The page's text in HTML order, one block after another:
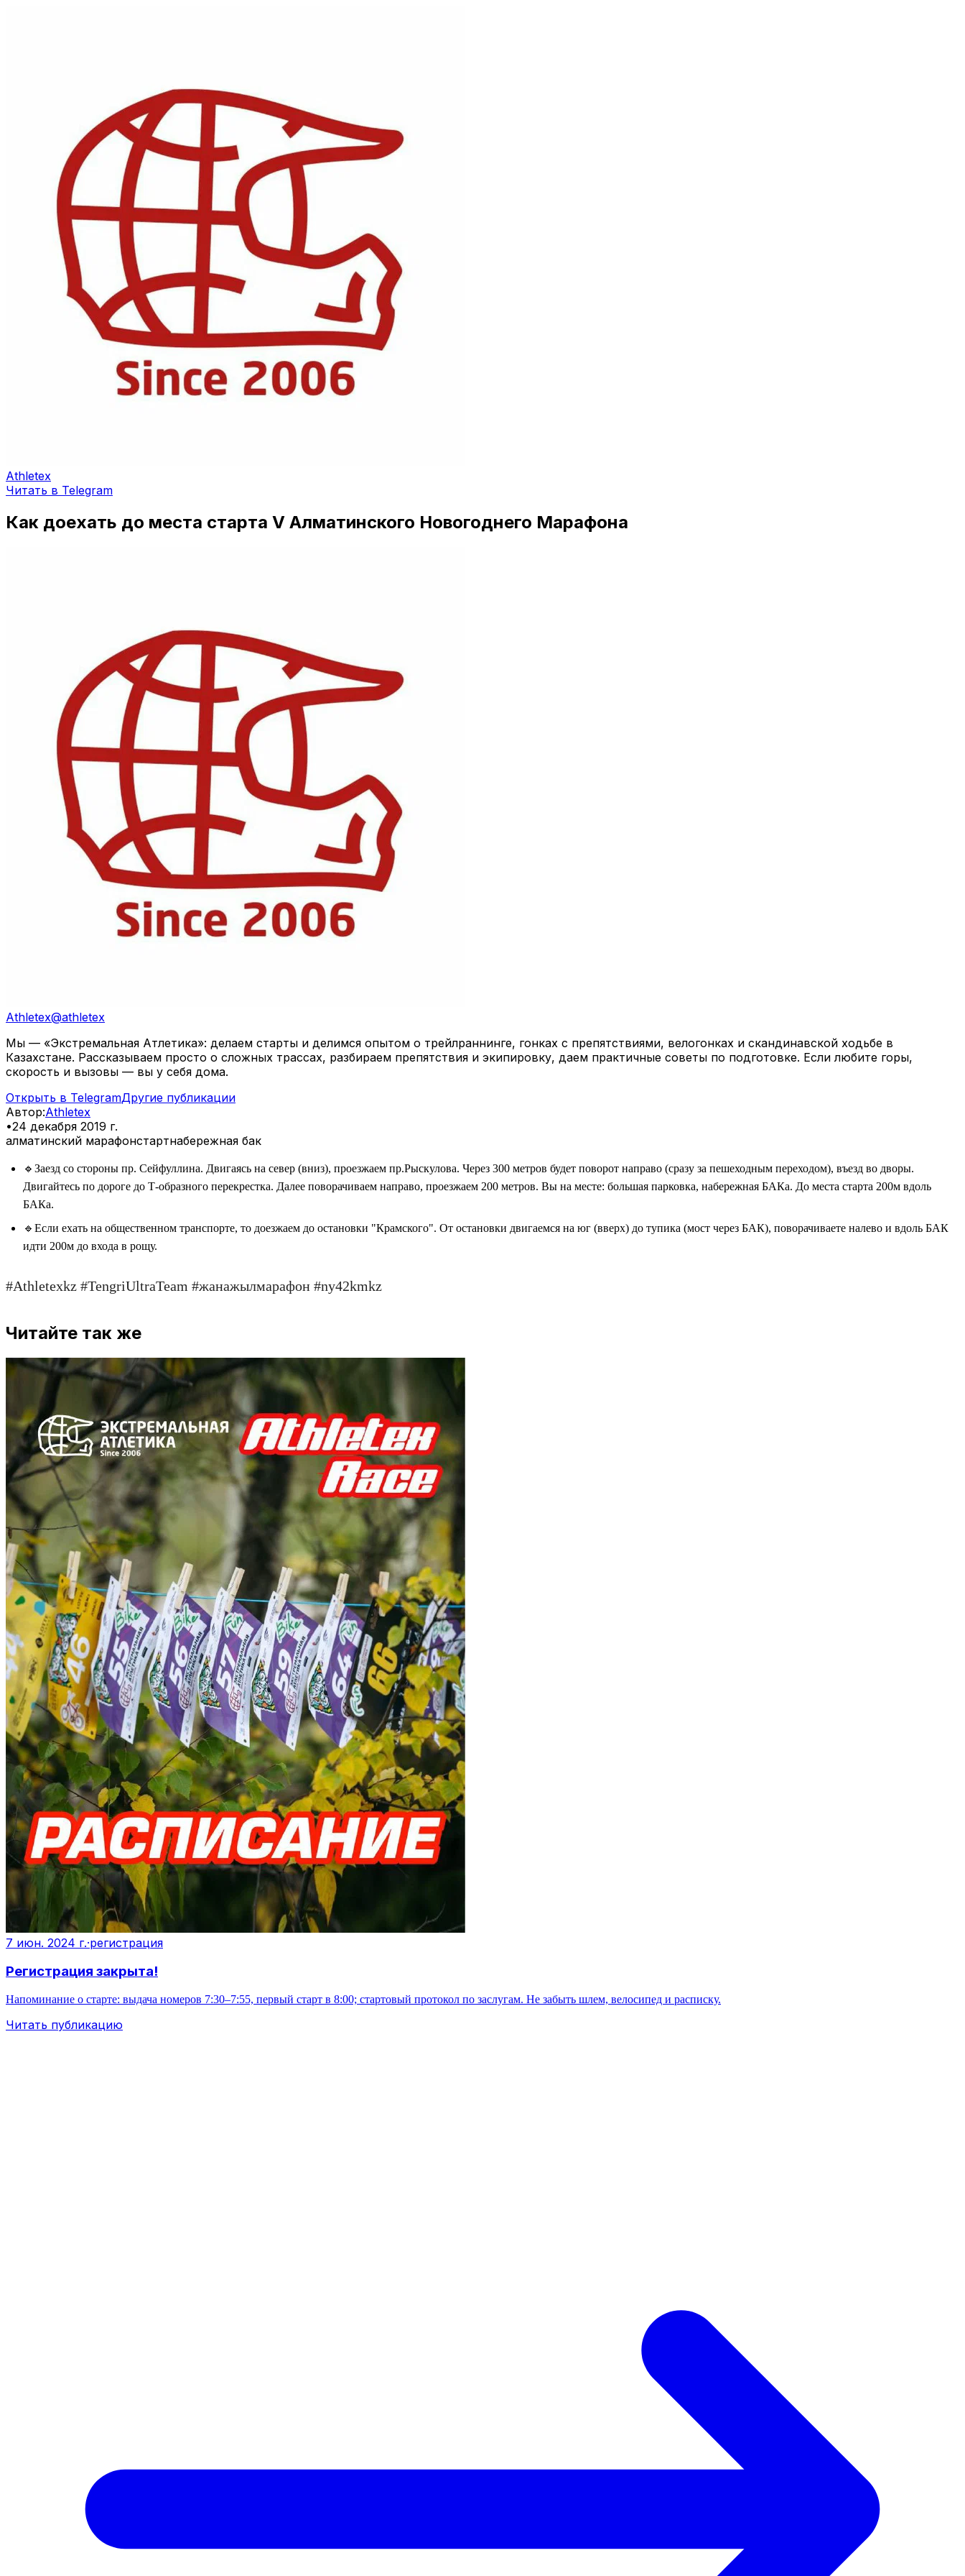
Athletex
Читать в Telegram
Как доехать до места старта V Алматинского Новогоднего Марафона
Athletex@athletex
Мы — «Экстремальная Атлетика»: делаем старты и делимся опытом о трейлраннинге, гонках с препятствиями, велогонках и скандинавской ходьбе в
Казахстане. Рассказываем просто о сложных трассах, разбираем препятствия и экипировку, даем практичные советы по подготовке. Если любите горы,
скорость и вызовы — вы у себя дома.
Открыть в TelegramДругие публикации
Автор:Athletex
•24 декабря 2019 г.
алматинский марафонстартнабережная бак
🔹️Заезд со стороны пр. Сейфуллина. Двигаясь на север (вниз), проезжаем пр.Рыскулова. Через 300 метров будет поворот направо (сразу за пешеходным переходом), въезд во дворы.
Двигайтесь по дороге до Т-образного перекрестка. Далее поворачиваем направо, проезжаем 200 метров. Вы на месте: большая парковка, набережная БАКа. До места старта 200м вдоль
БАКа.
🔹️Если ехать на общественном транспорте, то доезжаем до остановки "Крамского". От остановки двигаемся на юг (вверх) до тупика (мост через БАК), поворачиваете налево и вдоль БАК
идти 200м до входа в рощу.
#Athletexkz #TengriUltraTeam #жанажылмарафон #ny42kmkz
Читайте так же
7 июн. 2024 г.·регистрация
Регистрация закрыта!
Напоминание о старте: выдача номеров 7:30–7:55, первый старт в 8:00; стартовый протокол по заслугам. Не забыть шлем, велосипед и расписку.
Читать публикацию